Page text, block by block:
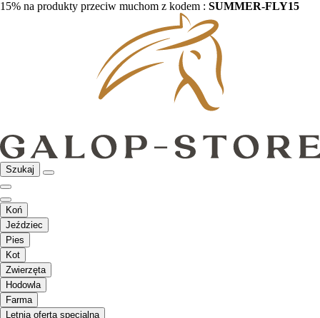
15% na produkty przeciw muchom z kodem : SUMMER-FLY15
Szukaj
Koń
Jeździec
Pies
Kot
Zwierzęta
Hodowla
Farma
Letnia oferta specjalna